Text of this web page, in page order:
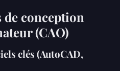
conception
(CAO)
clés (AutoCAD,